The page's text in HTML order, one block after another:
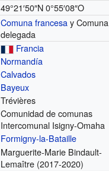
49°21′50″N 0°55′08″O
Comuna francesay Comuna
delegada
Francia
Normandía
Calvados
Bayeux
Trévières
Comunidad de comunas
Intercomunal Isigny-Omaha
Formigny-la-Bataille
Marguerite-Marie Bindault-
Lemaître (2017-2020)